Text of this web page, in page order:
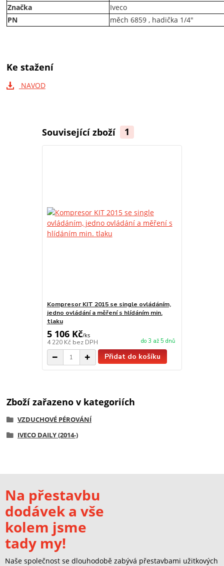
Značka
Iveco
PN
měch 6859 , hadička 1/4"
Ke stažení
NAVOD
Související zboží 1
Kompresor KIT 2015 se single ovládáním,
jedno ovládání a měření s hlídáním min.
tlaku
5 106 Kč/ks
4 220 Kč bez DPH do 3 až 5 dnů
Přidat do košíku
Zboží zařazeno v kategoriích
VZDUCHOVÉ PÉROVÁNÍ
IVECO DAILY (2014-)
Na přestavbu
dodávek a vše
kolem jsme
tady my!
Naše společnost se dlouhodobě zabývá přestavbami užitkových